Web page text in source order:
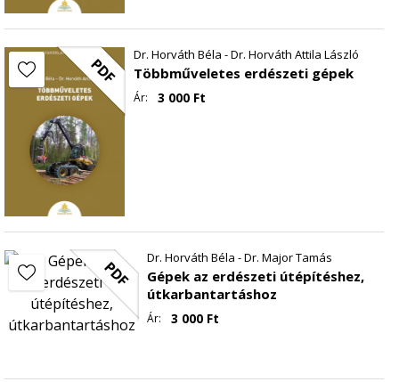
PDF Dr. Horváth Béla - Dr. Horváth Attila László
Többműveletes erdészeti gépek
Ár: 3 000Ft
PDF Dr. Horváth Béla - Dr. Major Tamás
Gépek az erdészeti útépítéshez,
útkarbantartáshoz
Ár: 3 000 Ft